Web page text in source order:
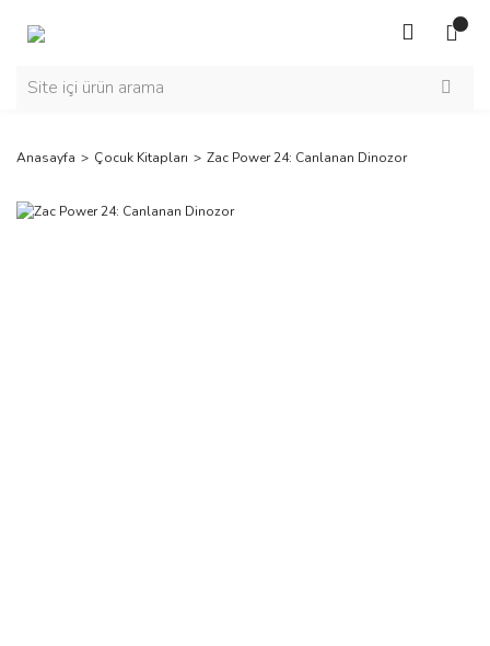
Anasayfa Çocuk Kitapları Zac Power 24: Canlanan Dinozor